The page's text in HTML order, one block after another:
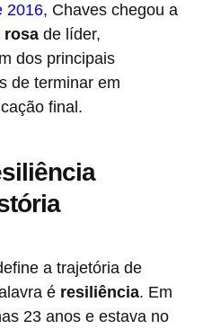
2016, Chaves chegou a
rosa de líder,
dos principais
de terminar em
final.
a trajetória de
é resiliência. Em
23 anos e estava no